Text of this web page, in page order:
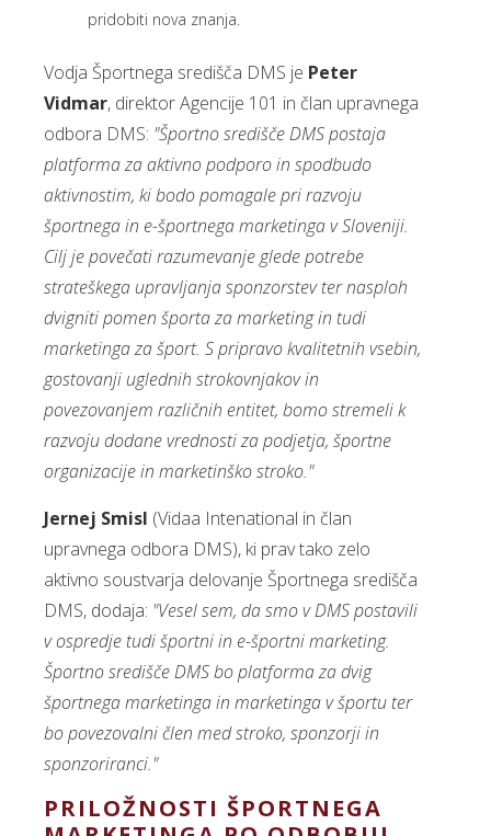
pridobiti nova znanja.
Vodja Športnega središča DMS je Peter
Vidmar, direktor Agencije 101 in član upravnega
odbora DMS: "Športno središče DMS postaja
platforma za aktivno podporo in spodbudo
aktivnostim, ki bodo pomagale pri razvoju
športnega in e-športnega marketinga v Sloveniji.
Cilj je povečati razumevanje glede potrebe
strateškega upravljanja sponzorstev ter nasploh
dvigniti pomen športa za marketing in tudi
marketinga za šport. S pripravo kvalitetnih vsebin,
gostovanji uglednih strokovnjakov in
povezovanjem različnih entitet, bomo stremeli k
razvoju dodane vrednosti za podjetja, športne
organizacije in marketinško stroko."
Jernej Smisl (Vidaa Intenational in član
upravnega odbora DMS), ki prav tako zelo
aktivno soustvarja delovanje Športnega središča
DMS, dodaja: "Vesel sem, da smo v DMS postavili
v ospredje tudi športni in e-športni marketing.
Športno središče DMS bo platforma za dvig
športnega marketinga in marketinga v športu ter
bo povezovalni člen med stroko, sponzorji in
sponzoriranci."
PRILOŽNOSTI ŠPORTNEGA